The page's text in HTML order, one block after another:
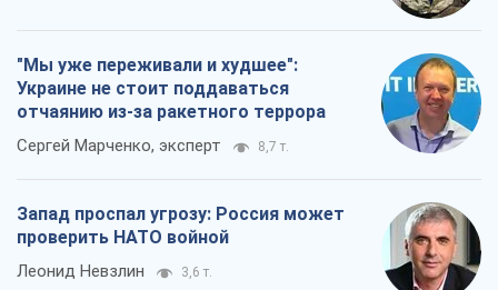
"Мы уже переживали и худшее":
Украине не стоит поддаваться
отчаянию из-за ракетного террора
Сергей Марченко, эксперт 8,7 т.
Запад проспал угрозу: Россия может
проверить НАТО войной
Леонид Невзлин 3,6 т.